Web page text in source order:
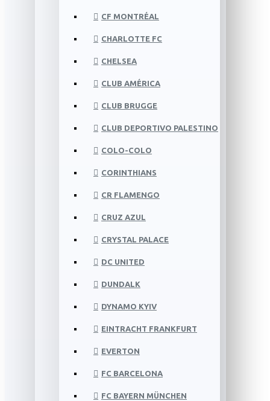
CF MONTRÉAL
CHARLOTTE FC
CHELSEA
CLUB AMÉRICA
CLUB BRUGGE
CLUB DEPORTIVO PALESTINO
COLO-COLO
CORINTHIANS
CR FLAMENGO
CRUZ AZUL
CRYSTAL PALACE
DC UNITED
DUNDALK
DYNAMO KYIV
EINTRACHT FRANKFURT
EVERTON
FC BARCELONA
FC BAYERN MÜNCHEN